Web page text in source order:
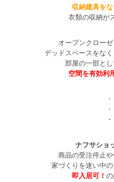
収納建具を
衣類の収納が
オープンクロー
デッドスペースをな
部屋の一部と
空間を有効利
・
・
・
ナフサショ
商品の受注停止
家づくりを迷い中
即入居可！ の